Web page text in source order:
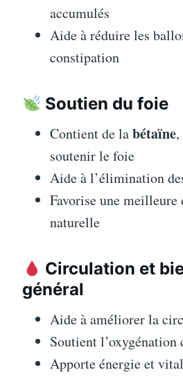
accumulés
Aide à réduire les
constipation
Soutien du foie
Contient de labétaïne
soutenir le foie
Aide à l’élimination
Favorise une
naturelle
Circulation et
général
Aide à améliorer la
Soutient l’oxygénation
Apporte énergie et